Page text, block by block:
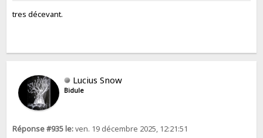
tres décevant.
Lucius Snow
Bidule
Réponse #935 le:ven. 19 décembre 2025, 12:21:51